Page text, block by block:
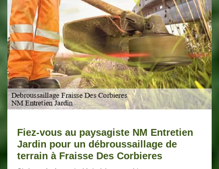
Fiez-vous au paysagiste NM Entretien
Jardin pour un débroussaillage de
terrain à Fraisse Des Corbieres